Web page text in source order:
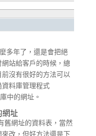
多年了，還是會把絕
站給客戶的時候，總
沒有很好的方法可以
料庫管理程式
中的網址。
網址
舊網址的資料表，當然
改，但好方法還是下